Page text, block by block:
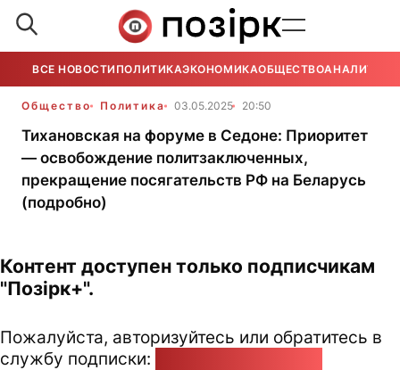
ВСЕ НОВОСТИ ПОЛИТИКАЭКОНОМИКАОБЩЕСТВОАНАЛИТИКА
Общество Политика 03.05.2025 20:50
Тихановская на форуме в Седоне: Приоритет
— освобождение политзаключенных,
прекращение посягательств РФ на Беларусь
(подробно)
Контент доступен только подписчикам
"Позірк+".
Пожалуйста, авторизуйтесь или обратитесь в
службу подписки: